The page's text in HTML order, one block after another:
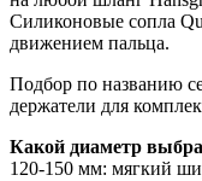
Силиконовые сопла
движением пальца.
Подбор по названию
держатели для
Какой диаметр
120-150 мм: мягкий